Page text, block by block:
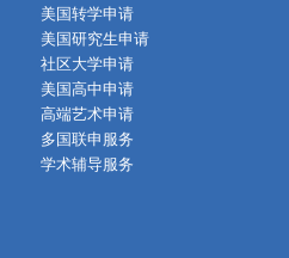
美国转学申请
美国研究生申请
社区大学申请
美国高中申请
高端艺术申请
多国联申服务
学术辅导服务